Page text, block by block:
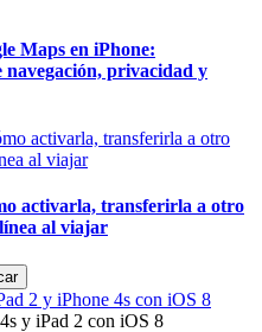
Maps en iPhone:
navegación, privacidad y
activarla, transferirla a otro
al viajar
2 y iPhone 4s con iOS 8
y iPad 2 con iOS 8